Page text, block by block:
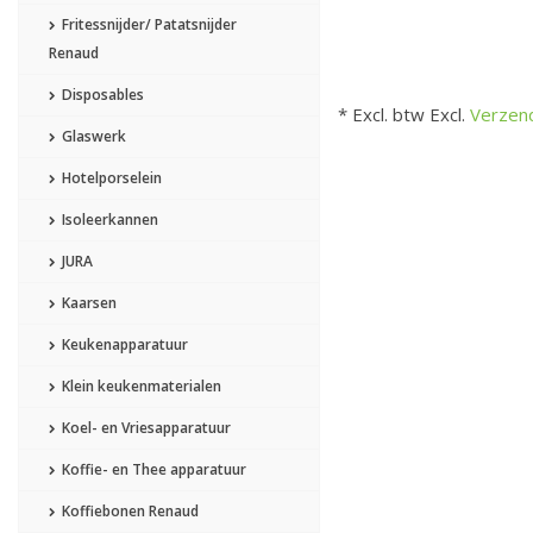
Fritessnijder/ Patatsnijder
Renaud
Disposables
Glaswerk
Hotelporselein
Isoleerkannen
JURA
Kaarsen
Keukenapparatuur
Klein keukenmaterialen
Koel- en Vriesapparatuur
Koffie- en Thee apparatuur
Koffiebonen Renaud
* Excl. btw Excl.